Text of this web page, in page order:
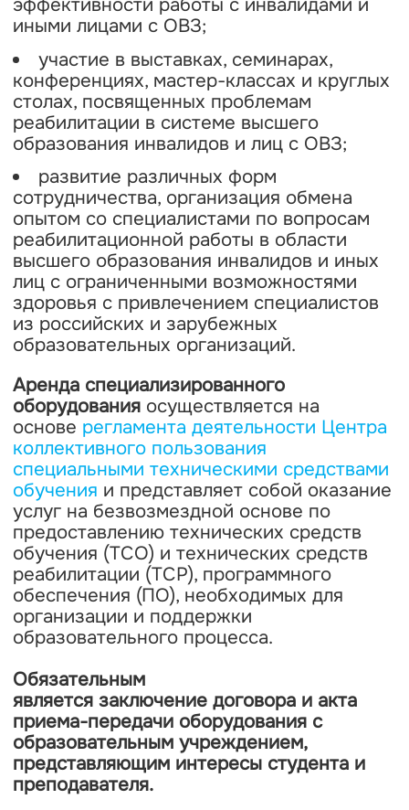
иными лицами с ОВЗ;
участие в выставках, семинарах,
конференциях, мастер-классах и круглых
столах, посвященных проблемам
реабилитации в системе высшего
образования инвалидов и лиц с ОВЗ;
развитие различных форм
сотрудничества, организация обмена
опытом со специалистами по вопросам
реабилитационной работы в области
высшего образования инвалидов и иных
лиц с ограниченными возможностями
здоровья с привлечением специалистов
из российских и зарубежных
образовательных организаций.
Аренда специализированного
оборудованияосуществляется на
основе регламента деятельности Центра
коллективного пользования
специальными техническими средствами
обучения и представляет собой оказание
услуг на безвозмездной основе по
предоставлению технических средств
обучения (ТСО) и технических средств
реабилитации (ТСР), программного
обеспечения (ПО), необходимых для
организации и поддержки
образовательного процесса.
Обязательным
является заключение договора и акта
приема-передачи оборудования с
образовательным учреждением,
представляющим интересы студента и
преподавателя.